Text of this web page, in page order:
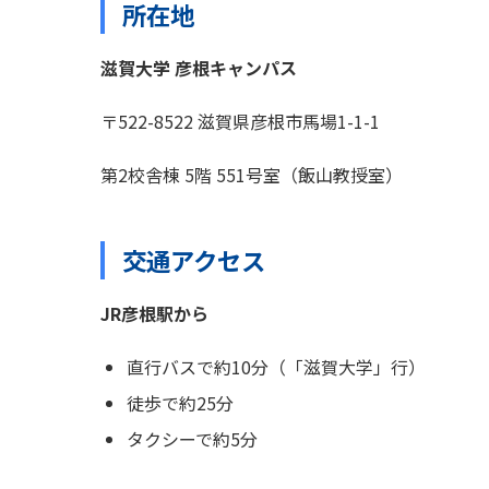
所在地
滋賀大学 彦根キャンパス
〒522-8522 滋賀県彦根市馬場1-1-1
第2校舎棟 5階 551号室（飯山教授室）
交通アクセス
JR彦根駅から
直行バスで約10分（「滋賀大学」行）
徒歩で約25分
タクシーで約5分